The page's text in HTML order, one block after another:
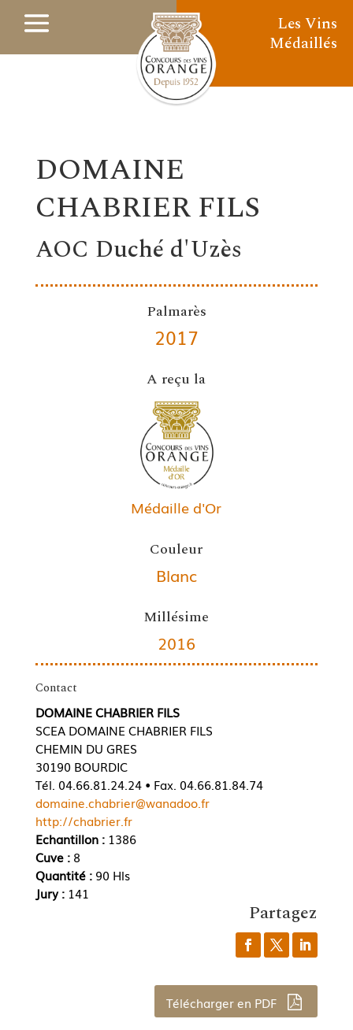
Les Vins
Médaillés
DOMAINE
CHABRIER FILS
AOC Duché d'Uzès
Palmarès
2017
A reçu la
Médaille d'Or
Couleur
Blanc
Millésime
2016
Contact
DOMAINE CHABRIER FILS
SCEA DOMAINE CHABRIER FILS
CHEMIN DU GRES
30190 BOURDIC
Tél. 04.66.81.24.24 • Fax. 04.66.81.84.74
domaine.chabrier@wanadoo.fr
http://chabrier.fr
Echantillon :1386
Cuve : 8
Quantité : 90 Hls
Jury : 141
Partagez
Télécharger en PDF